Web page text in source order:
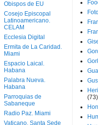
Obispos de EU
Cosejo Episcopal
Latinoamericano.
CELAM
Ecclesia Digital
Ermita de La Caridad.
Miami
Espacio Laical.
Habana
Palabra Nueva.
Habana
Parroquias de
Sabaneque
Radio Paz. Miami
Vaticano. Santa Sede
(73)